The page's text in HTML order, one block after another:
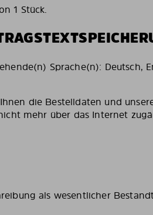
1 Stück.
Sprache(n): Deutsch,
die Bestelldaten und
mehr über das Internet
als wesentlicher